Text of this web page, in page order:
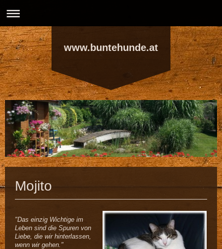
www.buntehunde.at
Mojito
"Das einzig Wichtige im
Leben sind die Spuren von
Liebe, die wir hinterlassen,
wenn wir gehen."